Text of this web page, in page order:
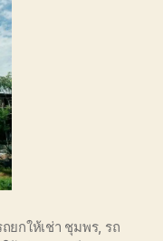
ถยกให้เช่า ชุมพร, รถ